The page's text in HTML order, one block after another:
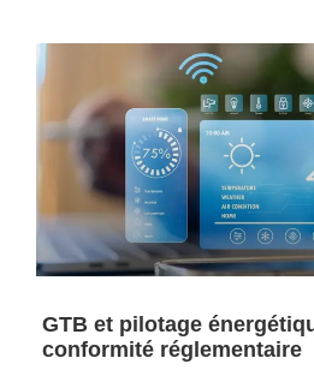
GTB et pilotage
conformité réglementaire